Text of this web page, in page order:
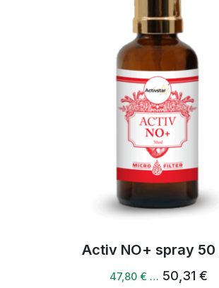
Activbody spray 150
42,53 € … 44,77 €